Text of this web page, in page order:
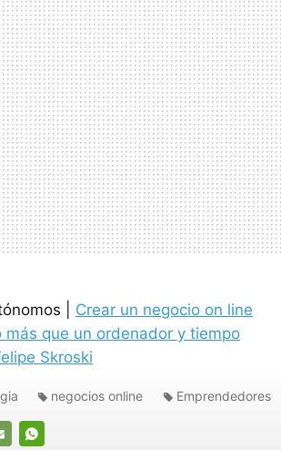
| Crear un negocio on line
más que un ordenador y tiempo
Skroski
negocios online Emprendedores